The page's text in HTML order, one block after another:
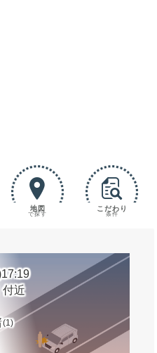
地図
で探す
こだわり
条件
付近
(1)